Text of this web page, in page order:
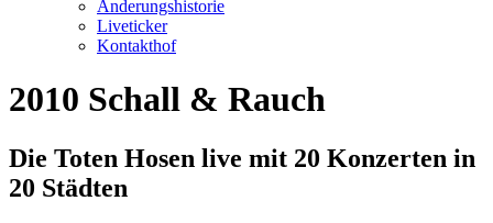
Änderungshistorie
Liveticker
Kontakthof
2010 Schall & Rauch
Die Toten Hosen live mit 20 Konzerten in
20 Städten